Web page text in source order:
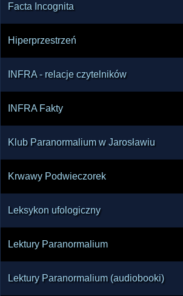
Facta Incognita
Hiperprzestrzeń
INFRA - relacje czytelników
INFRA Fakty
Klub Paranormalium w Jarosławiu
Krwawy Podwieczorek
Leksykon ufologiczny
Lektury Paranormalium
Lektury Paranormalium (audiobooki)